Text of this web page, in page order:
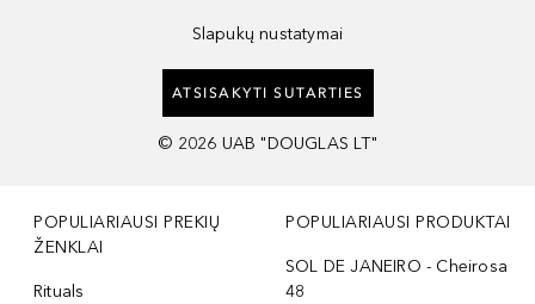
Slapukų nustatymai
ATSISAKYTI SUTARTIES
© 2026 UAB "DOUGLAS LT"
POPULIARIAUSI PREKIŲ
ŽENKLAI
Rituals
POPULIARIAUSI PRODUKTAI
SOL DE JANEIRO - Cheirosa
48